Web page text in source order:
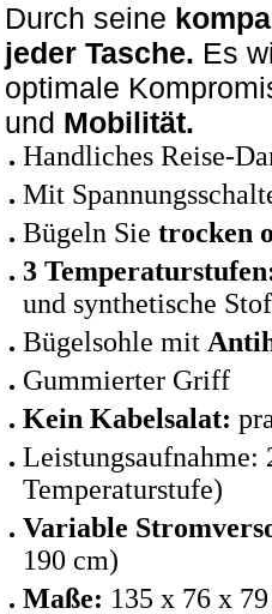
Durch seine
jeder Tasche. Es
optimale
und Mobilität.
Handliches Reise-
Mit
Bügeln Sie trocken
3
und synthetische
Bügelsohle mit
Gummierter Griff
Kein Kabelsalat:
Leistungsaufnahme:
Temperaturstufe)
Variable
190 cm)
Maße: 135 x 76 x